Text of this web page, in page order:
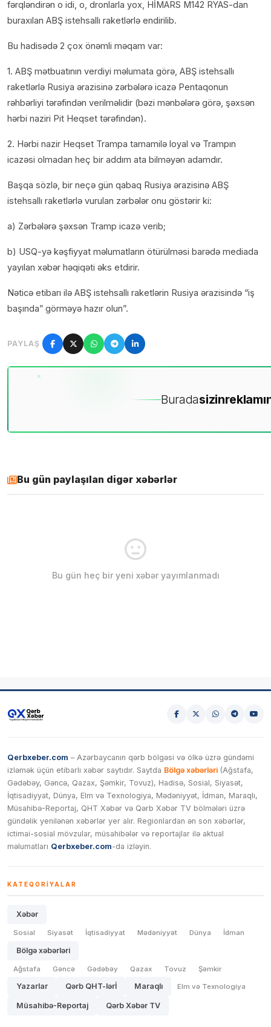
fərqləndirən o idi, o, dronlarla yox, HİMARS M142 RYAS-dan
buraxılan ABŞ istehsallı raketlərlə endirilib.
Bu hadisədə 2 çox önəmli məqam var:
1. ABŞ mətbuatının verdiyi məlumata görə, ABŞ istehsallı
raketlərlə Rusiya ərazisinə zərbələrə icazə Pentaqonun
rəhbərliyi tərəfindən verilməlidir (bəzi mənbələrə görə, şəxsən
hərbi naziri Pit Heqset tərəfindən).
2. Hərbi nazir Heqset Trampa tamamilə loyal və Trampın
icazəsi olmadan heç bir addım ata bilməyən adamdır.
Başqa sözlə, bir neçə gün qabaq Rusiya ərazisinə ABŞ
istehsallı raketlərlə vurulan zərbələr onu göstərir ki:
a) Zərbələrə şəxsən Tramp icazə verib;
b) USQ-yə kəşfiyyat məlumatların ötürülməsi barədə mediada
yayılan xəbər həqiqəti əks etdirir.
Nəticə etibarı ilə ABŞ istehsallı raketlərin Rusiya ərazisində “iş
başında” görməyə hazır olun”.
PAYLAŞ
Buradasizin
Bu gün paylaşılan digər xəbərlər
Bu gün heç bir yeni xəbər yayımlanmadı
Qerbxeber.com – Azərbaycanın qərb bölgəsi və ölkə üzrə gündəmi
izləmək üçün etibarlı xəbər saytıdır. Saytda Bölgə xəbərləri (Ağstafa,
Gədəbəy, Gəncə, Qazax, Şəmkir, Tovuz), Hadisə, Sosial, Siyasət,
İqtisadiyyat, Dünya, Elm və Texnologiya, Mədəniyyət, İdman, Maraqlı,
Müsahibə-Reportaj, QHT Xəbər və Qərb Xəbər TV bölmələri üzrə
gündəlik yenilənən xəbərlər yer alır. Regionlardan ən son xəbərlər,
ictimai-sosial mövzular, müsahibələr və reportajlar ilə aktual
məlumatları Qerbxeber.com-da izləyin.
KATEQORIYALAR
Xəbər
Sosial Siyasət İqtisadiyyat Mədəniyyət Dünya İdman
Bölgə xəbərləri
Ağstafa Gəncə Gədəbəy Qazax Tovuz Şəmkir
Yazarlar Qərb QHT-lərİ Maraqlı Elm və Texnologiya
Müsahibə-Reportaj Qərb Xəbər TV